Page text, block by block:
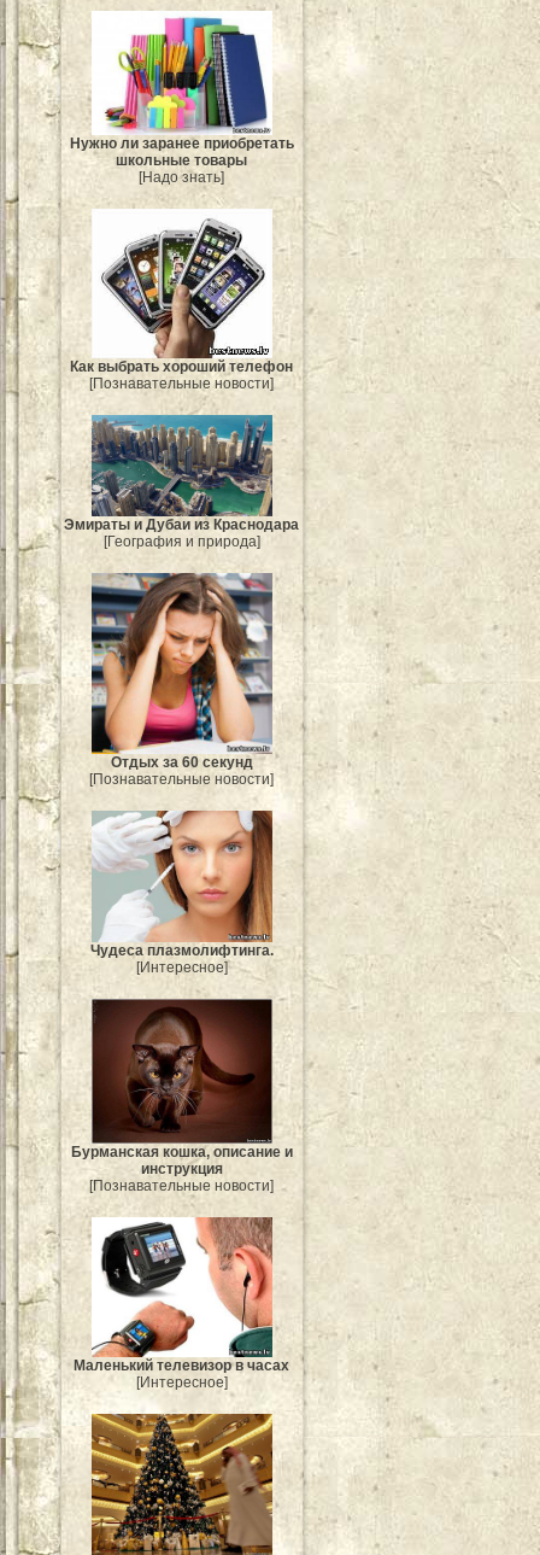
Нужно ли заранее приобретать
школьные товары
[Надо знать]
Как выбрать хороший телефон
[Познавательные новости]
Эмираты и Дубаи из Краснодара
[География и природа]
Отдых за 60 секунд
[Познавательные новости]
Чудеса плазмолифтинга.
[Интересное]
Бурманская кошка, описание и
инструкция
[Познавательные новости]
Маленький телевизор в часах
[Интересное]